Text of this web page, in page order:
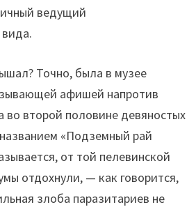
ведущий
вида.
Точно, была в музее
афишей напротив
во второй половине девяностых
«Подземный рай
от той пелевинской
отдохнули, — как говорится,
злоба паразитариев не